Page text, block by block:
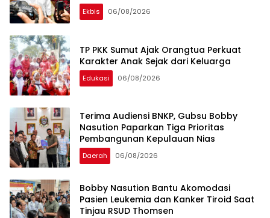
Ekbis 06/08/2026
TP PKK Sumut Ajak Orangtua Perkuat
Karakter Anak Sejak dari Keluarga
Edukasi 06/08/2026
Terima Audiensi BNKP, Gubsu Bobby
Nasution Paparkan Tiga Prioritas
Pembangunan Kepulauan Nias
Daerah 06/08/2026
Bobby Nasution Bantu Akomodasi
Pasien Leukemia dan Kanker Tiroid Saat
Tinjau RSUD Thomsen